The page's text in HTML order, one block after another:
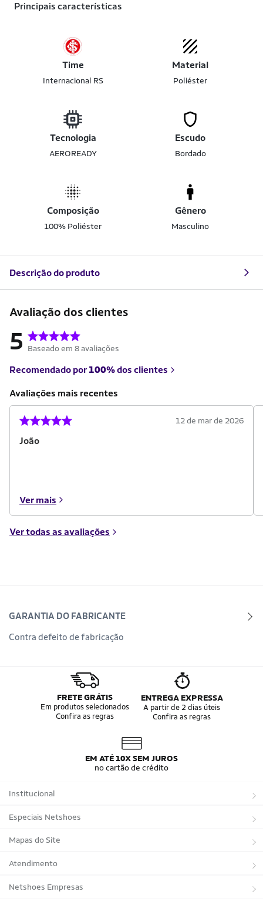
Principais características
Time
Internacional RS
Material
Poliéster
Tecnologia
AEROREADY
Escudo
Bordado
Composição
100% Poliéster
Gênero
Masculino
Descrição do produto
Avaliação dos clientes
5 Baseado em 8 avaliações
Recomendado por 100%dos clientes
Avaliações mais recentes
João
12 de mar de 2026
Ver mais
Ver todas as avaliações
GARANTIA DO FABRICANTE
Contra defeito de fabricação
FRETE GRÁTIS
Em produtos selecionados
Confira as regras
ENTREGA EXPRESSA
A partir de 2 dias úteis
Confira as regras
EM ATÉ 10X SEM JUROS
no cartão de crédito
Institucional
Sobre a Netshoes
Política de Privacidade
Programa de Afiliados
Regulamentos
Especiais Netshoes
Suplementos
Corrida
Bicicletas
Mapas do Site
Marcas
Tipos de Produtos
Atendimento
Trocas e devoluções
Netshoes Empresas